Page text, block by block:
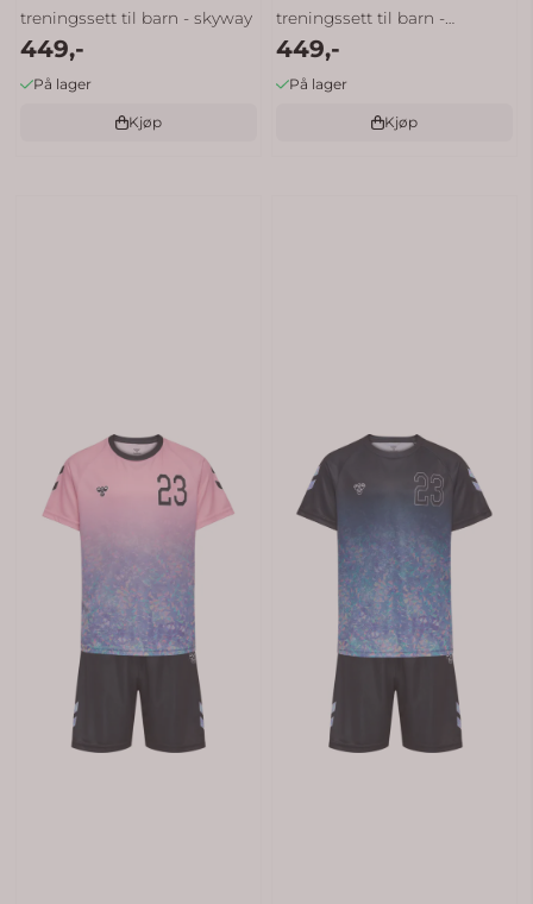
treningssett til barn - skyway
449,-
På lager
Kjøp
treningssett til barn -
shadow ...
449,-
På lager
Kjøp